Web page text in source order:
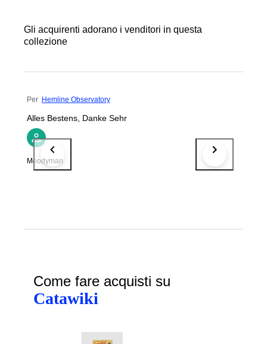
Gli acquirenti adorano i venditori in questa
collezione
Per Hemline Observatory
Alles Bestens, Danke Sehr
Moodyman
Come fare acquisti su
Catawiki